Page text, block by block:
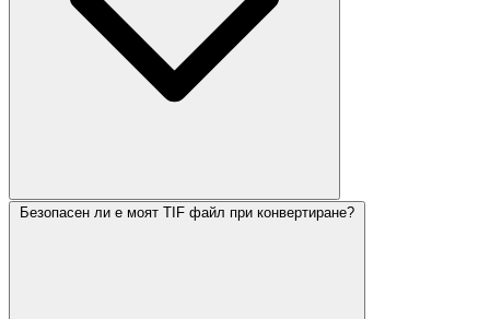
Безопасен ли е моят TIF файл при конвертиране?